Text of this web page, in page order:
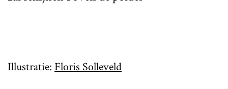
Illustratie: Floris Solleveld